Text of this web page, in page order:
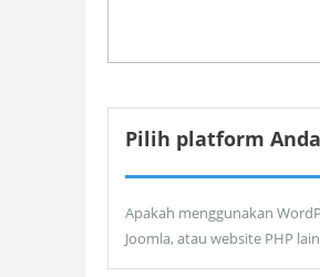
Pilih platform Anda
Apakah menggunakan
Joomla, atau website PHP